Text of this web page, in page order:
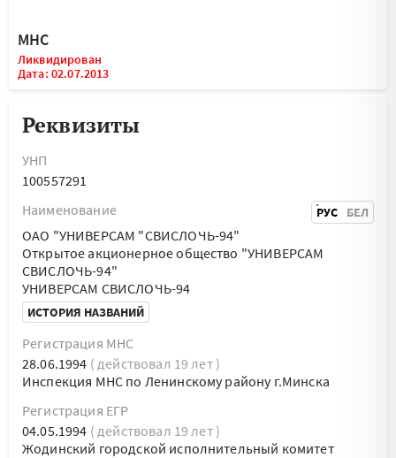
МНС
Ликвидирован
Дата: 02.07.2013
Реквизиты
УНП
100557291
Наименование
РУС БЕЛ
ОАО "УНИВЕРСАМ "СВИСЛОЧЬ-94"
Открытое акционерное общество "УНИВЕРСАМ
СВИСЛОЧЬ-94"
УНИВЕРСАМ СВИСЛОЧЬ-94
ИСТОРИЯ НАЗВАНИЙ
Регистрация МНС
28.06.1994 ( действовал 19 лет )
Инспекция МНС по Ленинскому району г.Минска
Регистрация ЕГР
04.05.1994 ( действовал 19 лет )
Жодинский городской исполнительный комитет